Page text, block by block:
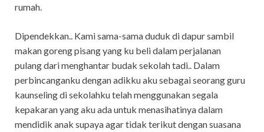
rumah.
Dipendekkan.. Kami sama-sama duduk di dapur sambil
makan goreng pisang yang ku beli dalam perjalanan
pulang dari menghantar budak sekolah tadi.. Dalam
perbincanganku dengan adikku aku sebagai seorang guru
kaunseling di sekolahku telah menggunakan segala
kepakaran yang aku ada untuk menasihatinya dalam
mendidik anak supaya agar tidak terikut dengan suasana